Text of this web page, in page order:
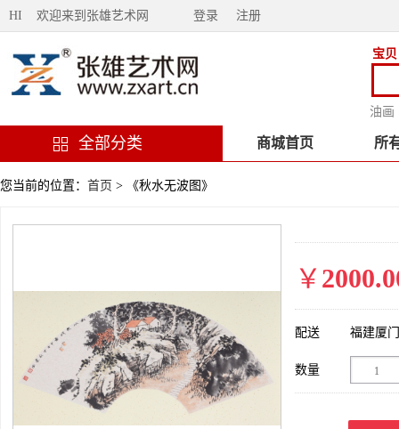
HI 欢迎来到张雄艺术网 登录 注册
宝贝
油画
全部分类 商城首页 所
您当前的位置： 首页 > 《秋水无波图》
￥
配送 福建厦门
数量